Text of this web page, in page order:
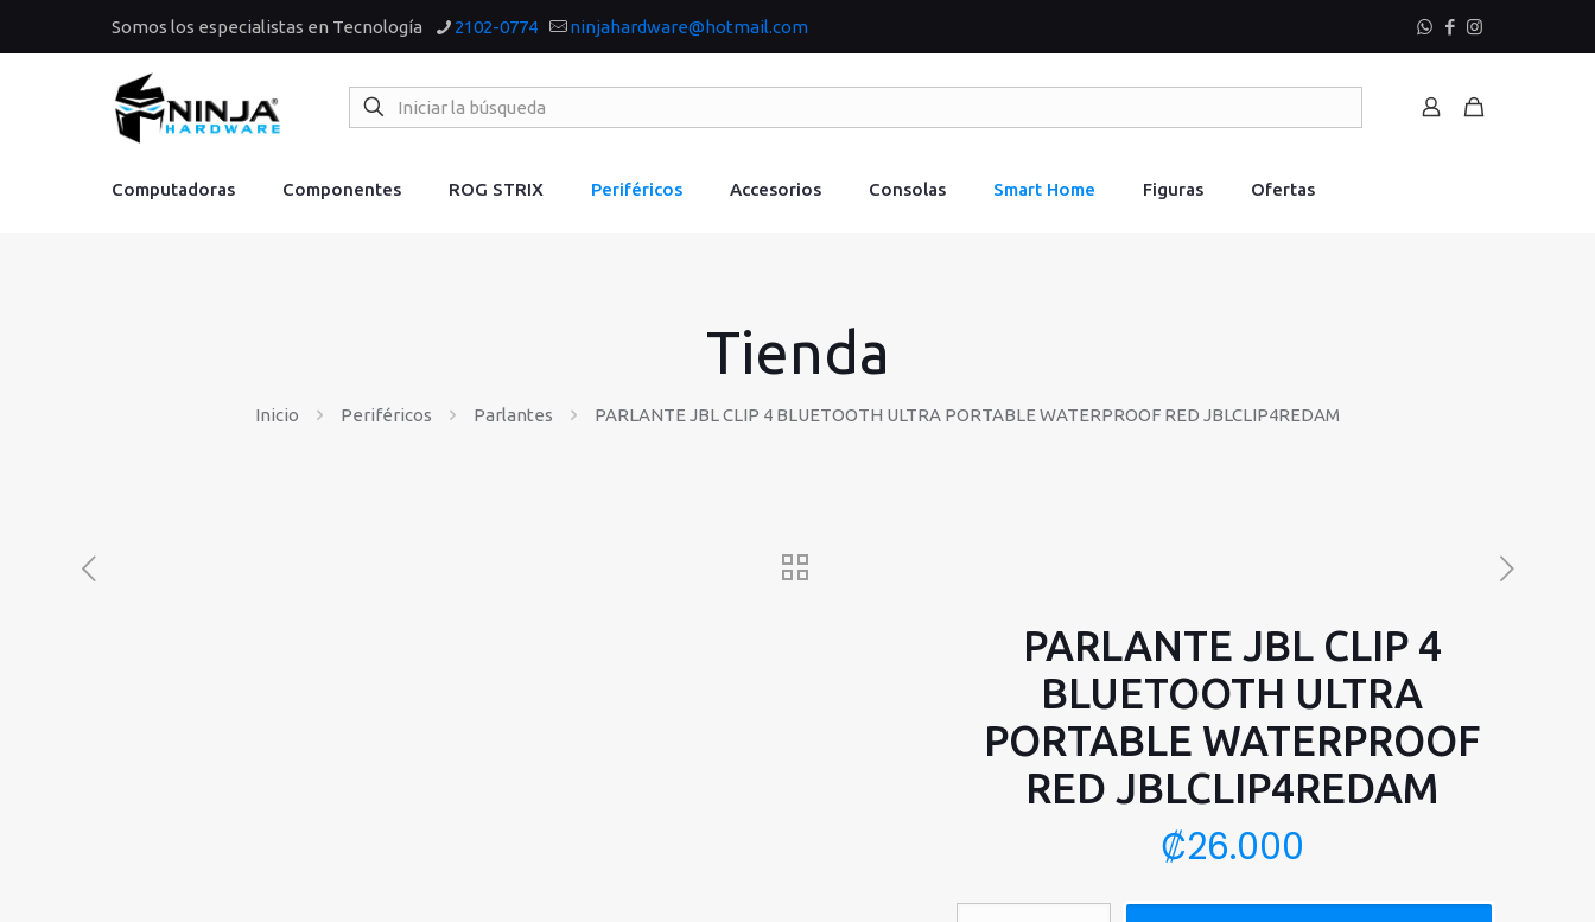
Somos los especialistas en Tecnología 2102-0774 ninjahardware@hotmail.com
Computadoras Componentes ROG STRIX Periféricos Accesorios Consolas Smart Home Figuras Ofertas
Tienda
Inicio Periféricos Parlantes PARLANTE JBL CLIP 4 BLUETOOTH ULTRA PORTABLE WATERPROOF RED JBLCLIP4REDAM
PARLANTE JBL CLIP 4
BLUETOOTH ULTRA
PORTABLE WATERPROOF
RED JBLCLIP4REDAM
₡26.000